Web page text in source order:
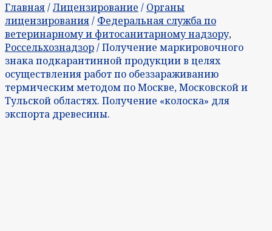
Главная/Лицензирование / Органы
лицензирования/ Федеральная служба по
ветеринарному и фитосанитарному надзору,
Россельхознадзор/ Получение маркировочного
знака подкарантинной продукции в целях
осуществления работ по обеззараживанию
термическим методом по Москве, Московской и
Тульской областях. Получение «колоска» для
экспорта древесины.